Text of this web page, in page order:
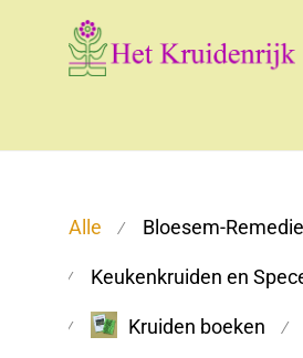
Alle ⁄ Bloesem-
⁄ Keukenkruiden en
⁄ Kruiden boeken ⁄